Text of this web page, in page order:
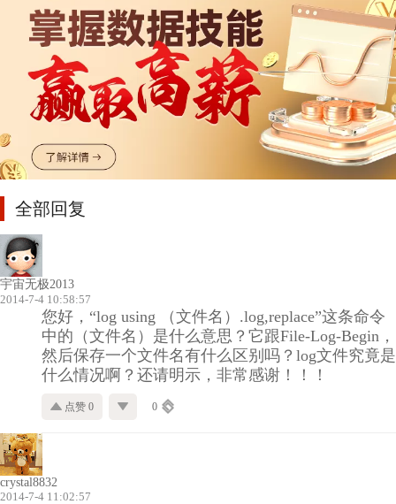
全部回复
宇宙无极2013
2014-7-4 10:58:57
您好，“log using （文件名）.log,replace”这条命令
中的（文件名）是什么意思？它跟File-Log-Begin，
然后保存一个文件名有什么区别吗？log文件究竟是
什么情况啊？还请明示，非常感谢！！！
点赞 0 0
crystal8832
2014-7-4 11:02:57